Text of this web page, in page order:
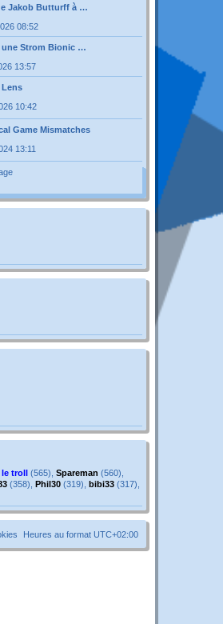
e
s
a
g
e
Jakob Butturff à …
08:52
une Strom Bionic …
13:57
Lens
10:42
Game Mismatches
13:11
le troll (565), Spareman (560),
(358), Phil30 (319), bibi33 (317),
Heures au format UTC+02:00